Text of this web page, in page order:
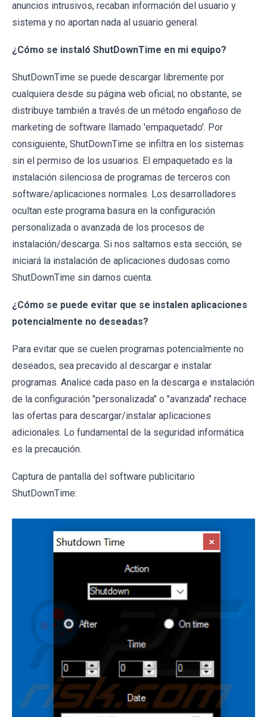
anuncios intrusivos, recaban información del usuario y
sistema y no aportan nada al usuario general.
¿Cómo se instaló ShutDownTime en mi equipo?
ShutDownTime se puede descargar libremente por
cualquiera desde su página web oficial; no obstante, se
distribuye también a través de un método engañoso de
marketing de software llamado 'empaquetado'. Por
consiguiente, ShutDownTime se infiltra en los sistemas
sin el permiso de los usuarios. El empaquetado es la
instalación silenciosa de programas de terceros con
software/aplicaciones normales. Los desarrolladores
ocultan este programa basura en la configuración
personalizada o avanzada de los procesos de
instalación/descarga. Si nos saltamos esta sección, se
iniciará la instalación de aplicaciones dudosas como
ShutDownTime sin darnos cuenta.
¿Cómo se puede evitar que se instalen aplicaciones
potencialmente no deseadas?
Para evitar que se cuelen programas potencialmente no
deseados, sea precavido al descargar e instalar
programas. Analice cada paso en la descarga e instalación
de la configuración "personalizada" o "avanzada" rechace
las ofertas para descargar/instalar aplicaciones
adicionales. Lo fundamental de la seguridad informática
es la precaución.
Captura de pantalla del software publicitario
ShutDownTime: